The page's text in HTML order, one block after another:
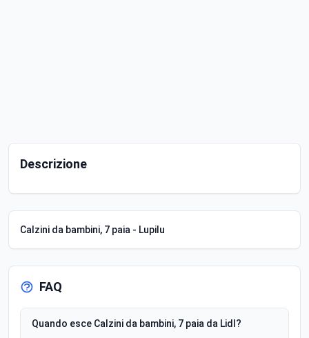
Descrizione
Calzini da bambini, 7 paia - Lupilu
FAQ
Quando esce Calzini da bambini, 7 paia da Lidl?